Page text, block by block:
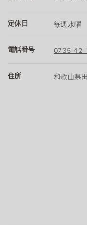
定休日 毎週水曜
電話番号 0735-42-
住所 和歌山県